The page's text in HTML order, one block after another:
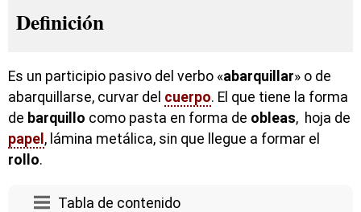
Definición
Es un participio pasivo del verbo «abarquillar» o de
abarquillarse, curvar del cuerpo. El que tiene la forma
de barquillo como pasta en forma de obleas, hoja de
papel , lámina metálica, sin que llegue a formar el
rollo.
Tabla de contenido